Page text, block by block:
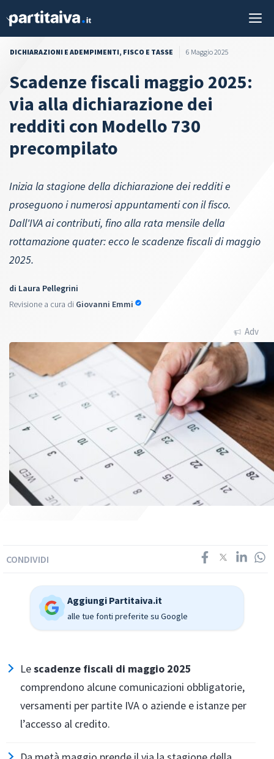
DICHIARAZIONI E ADEMPIMENTI, FISCO E TASSE 6 Maggio 2025
Scadenze fiscali maggio 2025:
via alla dichiarazione dei
redditi con Modello 730
precompilato
Inizia la stagione della dichiarazione dei redditi e
proseguono i numerosi appuntamenti con il fisco.
Dall'IVA ai contributi, fino alla rata mensile della
rottamazione quater: ecco le scadenze fiscali di maggio
2025.
di Laura Pellegrini
Revisione a cura di Giovanni Emmi
Adv
CONDIVIDI
Aggiungi Partitaiva.it
alle tue fonti preferite su Google
Lescadenze fiscali di maggio 2025
comprendono alcune comunicazioni obbligatorie,
versamenti per partite IVA o aziende e istanze per
l’accesso al credito.